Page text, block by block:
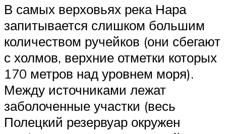
В самых верховьях река Нара
запитывается слишком большим
количеством ручейков (они сбегают
с холмов, верхние отметки которых
170 метров над уровнем моря).
Между источниками лежат
заболоченные участки (весь
Полецкий резервуар окружен